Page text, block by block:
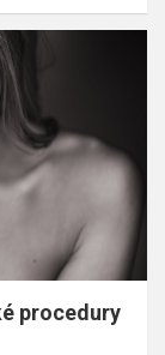
procedury